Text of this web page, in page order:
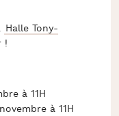
Halle Tony-
!
à 11H
à 11H